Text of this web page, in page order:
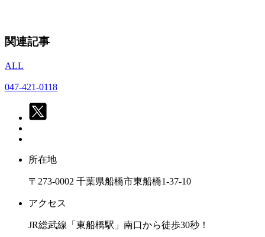
関連記事
ALL
047-421-0118
所在地
〒273-0002 千葉県船橋市東船橋1-37-10
アクセス
JR総武線「東船橋駅」南口から徒歩30秒！